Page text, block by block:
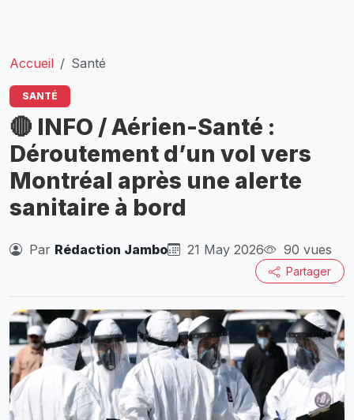
Accueil Santé
SANTÉ
🔴 INFO / Aérien-Santé :
Déroutement d’un vol vers
Montréal après une alerte
sanitaire à bord
Par Rédaction Jambo 21 May 2026 90 vues
Partager